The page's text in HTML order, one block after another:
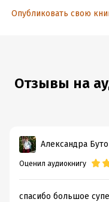
Опубликовать свою
Отзывы на
Александра
Оценил аудиокнигу
спасибо большое